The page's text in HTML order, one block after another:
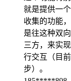
就是提供一
收集的功能
是往这种双
三方，来实
行交互（目
步）。